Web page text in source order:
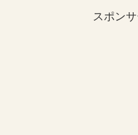
スポン